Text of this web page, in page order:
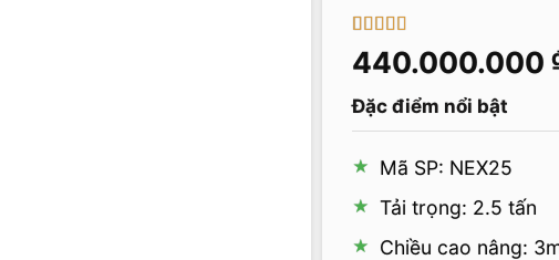
5trên 5 dựa
trên
1
đánh
440.000.000
Đặc điểm nổi bật
Mã SP: NEX25
Tải trọng: 2.5 tấn
Chiều cao nâng: